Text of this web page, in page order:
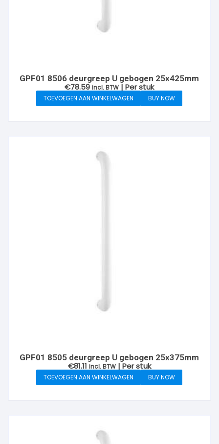
GPF01 8506 deurgreep U gebogen 25x425mm
€78.59 incl. BTW | Per stuk
TOEVOEGEN AAN WINKELWAGEN BUY NOW
GPF01 8505 deurgreep U gebogen 25x375mm
€81.11 incl. BTW | Per stuk
TOEVOEGEN AAN WINKELWAGEN BUY NOW